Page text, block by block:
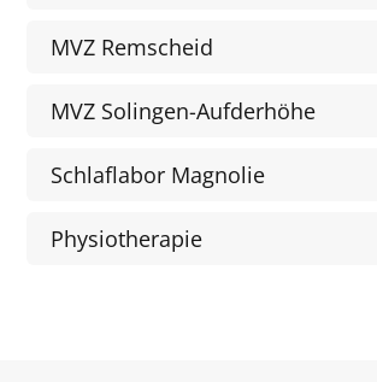
MVZ Remscheid
MVZ Solingen-Aufderhöhe
Schlaflabor Magnolie
Physiotherapie